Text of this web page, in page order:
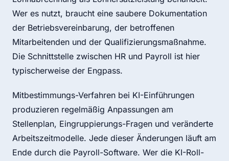
Wer es nutzt, braucht eine saubere Dokumentation
der Betriebsvereinbarung, der betroffenen
Mitarbeitenden und der Qualifizierungsmaßnahme.
Die Schnittstelle zwischen HR und Payroll ist hier
typischerweise der Engpass.
Mitbestimmungs-Verfahren bei KI-Einführungen
produzieren regelmäßig Anpassungen am
Stellenplan, Eingruppierungs-Fragen und veränderte
Arbeitszeitmodelle. Jede dieser Änderungen läuft am
Ende durch die Payroll-Software. Wer die KI-Roll-